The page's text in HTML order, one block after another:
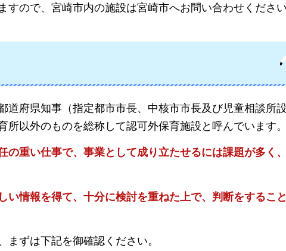
すので、宮崎市内の施設は宮崎市へお問い合わせくださ
道府県知事（指定都市市長、中核市市長及び児童相談所
所以外のものを総称して認可外保育施設と呼んでいます
の重い仕事で、事業として成り立たせるには課題が多く
い情報を得て、十分に検討を重ねた上で、判断をするこ
ずは下記を御確認ください。